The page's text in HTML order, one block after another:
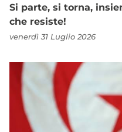
Si parte, si torna,
che resiste!
venerdì 31 Luglio 2026